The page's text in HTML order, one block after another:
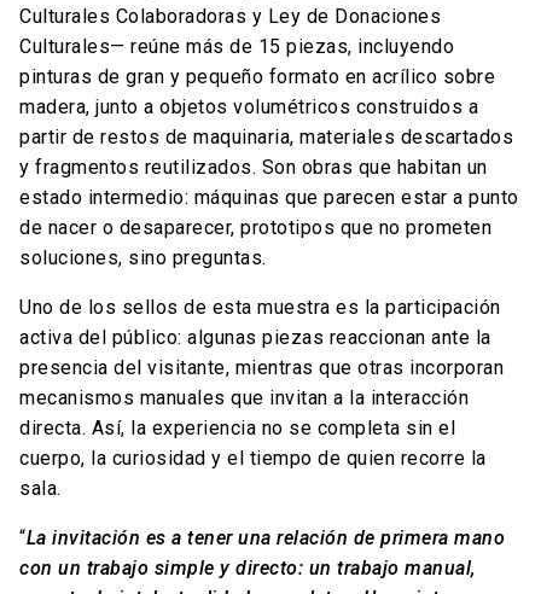
Culturales Colaboradoras y Ley de Donaciones
Culturales— reúne más de 15 piezas, incluyendo
pinturas de gran y pequeño formato en acrílico sobre
madera, junto a objetos volumétricos construidos a
partir de restos de maquinaria, materiales descartados
y fragmentos reutilizados. Son obras que habitan un
estado intermedio: máquinas que parecen estar a punto
de nacer o desaparecer, prototipos que no prometen
soluciones, sino preguntas.
Uno de los sellos de esta muestra es la participación
activa del público: algunas piezas reaccionan ante la
presencia del visitante, mientras que otras incorporan
mecanismos manuales que invitan a la interacción
directa. Así, la experiencia no se completa sin el
cuerpo, la curiosidad y el tiempo de quien recorre la
sala.
“La invitación es a tener una relación de primera mano
con un trabajo simple y directo: un trabajo manual,